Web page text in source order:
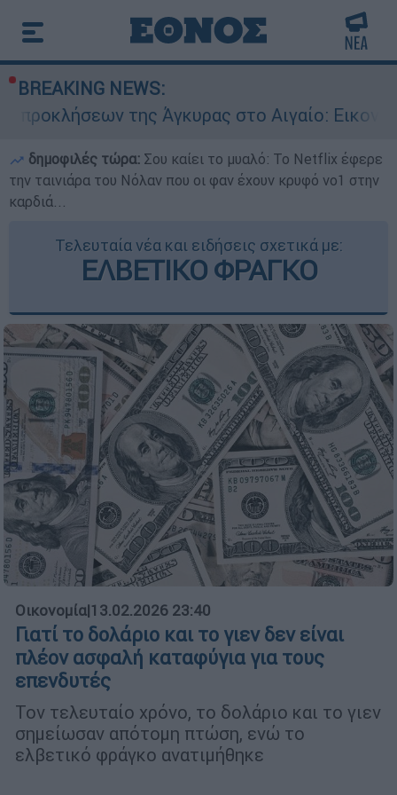
BREAKING NEWS:
Άγκυρας στο Αιγαίο: Εικονική αερομαχία
δημοφιλές τώρα: Σου καίει το μυαλό: Το Netflix έφερε
την ταινιάρα του Νόλαν που οι φαν έχουν κρυφό νο1 στην
καρδιά...
Τελευταία νέα και ειδήσεις σχετικά με:
ΕΛΒΕΤΙΚΟ ΦΡΑΓΚΟ
Οικονομία|13.02.2026 23:40
Γιατί το δολάριο και το γιεν δεν είναι
πλέον ασφαλή καταφύγια για τους
επενδυτές
Τον τελευταίο χρόνο, το δολάριο και το γιεν
σημείωσαν απότομη πτώση, ενώ το
ελβετικό φράγκο ανατιμήθηκε